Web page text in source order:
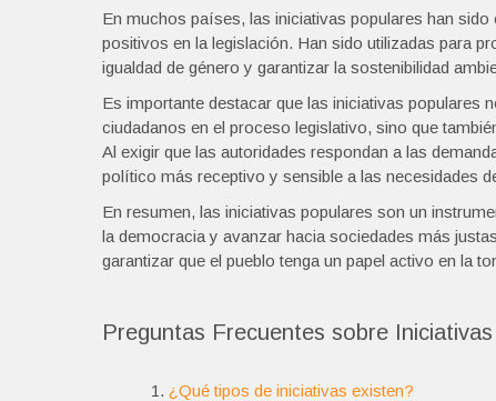
En muchos países, las iniciativas populares han
positivos en la legislación. Han sido utilizadas para
igualdad de género y garantizar la sostenibilidad
Es importante destacar que las iniciativas populares
ciudadanos en el proceso legislativo, sino que
Al exigir que las autoridades respondan a las
político más receptivo y sensible a las necesidades
En resumen, las iniciativas populares son un
la democracia y avanzar hacia sociedades más
garantizar que el pueblo tenga un papel activo en la
Preguntas Frecuentes sobre
¿Qué tipos de iniciativas existen?